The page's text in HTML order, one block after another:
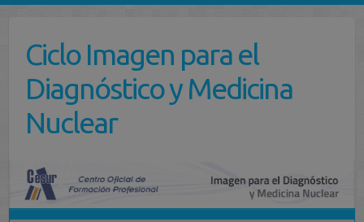
contenidoCiclo Imagen para el
Diagnóstico y Medicina
Nuclear